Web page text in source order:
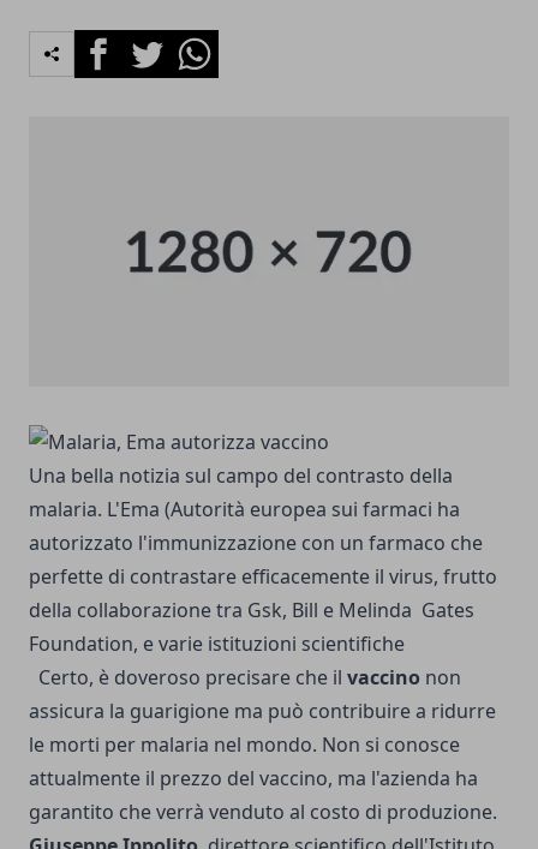
FacebookTwitterWhatsapp
Una bella notizia sul campo del contrasto della
malaria. L'Ema (Autorità europea sui farmaci ha
autorizzato l'immunizzazione con un farmaco che
perfette di contrastare efficacemente il virus, frutto
della collaborazione tra Gsk, Bill e Melinda Gates
Foundation, e varie istituzioni scientifiche
Certo, è doveroso precisare che il vaccino non
assicura la guarigione ma può contribuire a ridurre
le morti per malaria nel mondo. Non si conosce
attualmente il prezzo del vaccino, ma l'azienda ha
garantito che verrà venduto al costo di produzione.